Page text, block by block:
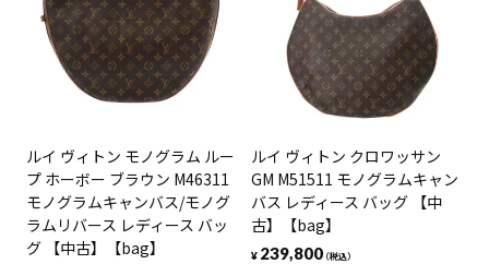
ルイ ヴィトン モノグラム ルー
プ ホーボー ブラウン M46311
モノグラムキャンバス/モノグ
ラムリバース レディース バッ
グ 【中古】【bag】
ルイ ヴィトン クロワッサン
GM M51511 モノグラムキャン
バス レディース バッグ 【中
古】【bag】
¥ 239,800（税込）